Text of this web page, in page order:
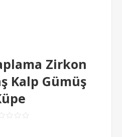
Zirkon
Kalp Gümüş